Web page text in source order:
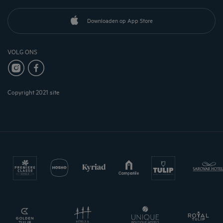
Downloaden op App Store
VOLG ONS
Copyright 2021 site